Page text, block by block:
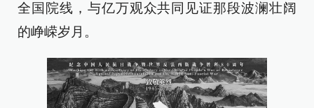
全国院线，与亿万观众共同见证那段波澜壮阔
的峥嵘岁月。